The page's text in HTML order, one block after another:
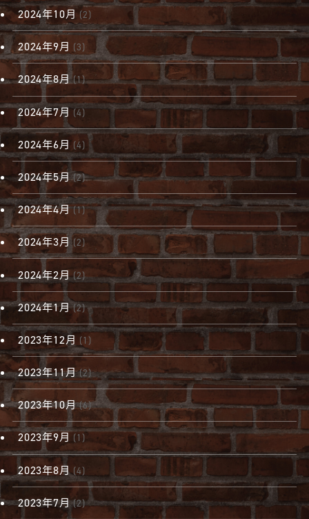
2024年10月 (2)
2024年9月 (3)
2024年8月(1)
2024年7月 (4)
2024年6月(4)
2024年5月(2)
2024年4月(1)
2024年3月 (2)
2024年2月(2)
2024年1月(2)
2023年12月 (1)
2023年11月(2)
2023年10月(6)
2023年9月 (1)
2023年8月(4)
2023年7月(2)